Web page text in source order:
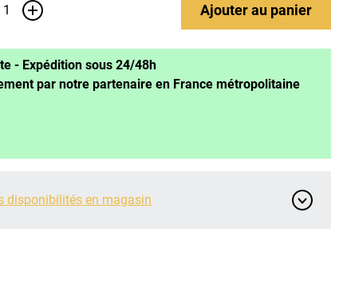
+ Ajouterau panier
- Expédition sous 24/48h
par notre partenaire en France métropolitaine
disponibilités en magasin